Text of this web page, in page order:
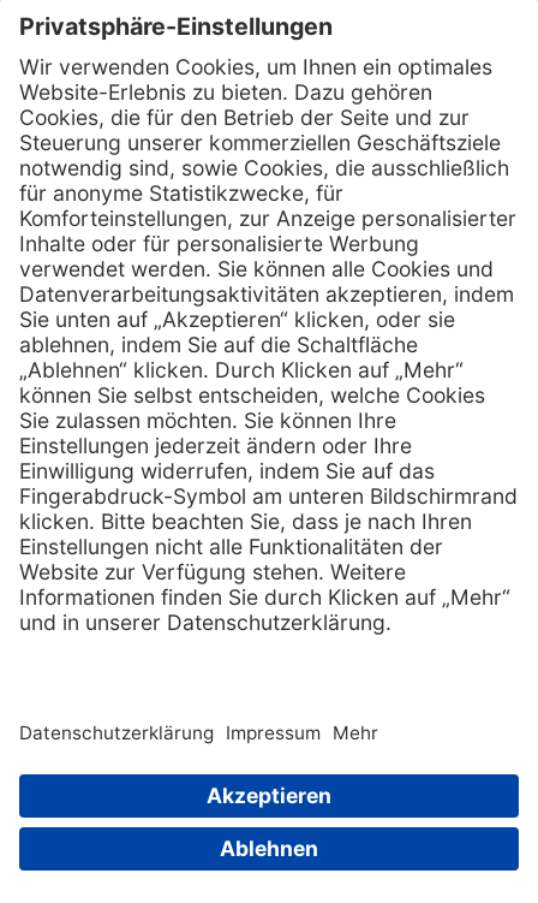
Kontakt
MediQuick Arzt- und Krankenhausbedarfshandel GmbH
Hans-Wunderlich-Straße 7
D-49078 Osnabrück
Telefon:0800 - 633 43 66
E-Mail: info @ mediquick.de
Services
Serviceversprechen
Sprechstundenbedarf
Retoure anmelden
Hilfe
FAQs
Kontakt
Lob & Kritik
Zertifikat Rechtliches
AGB
Impressum
Datenschutz
Copyright © 2026 MediQuick Arzt-
GmbH. All rights
Fachkreise.